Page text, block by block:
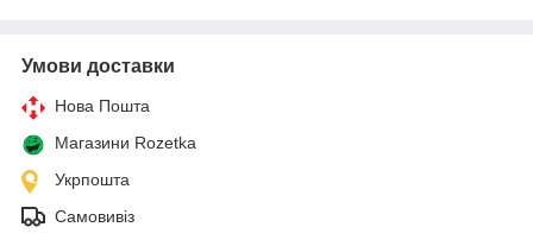
Умови доставки
Нова Пошта
Магазини Rozetka
Укрпошта
Самовивіз